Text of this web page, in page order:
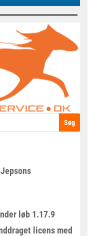
løb 1.17.9
licens med